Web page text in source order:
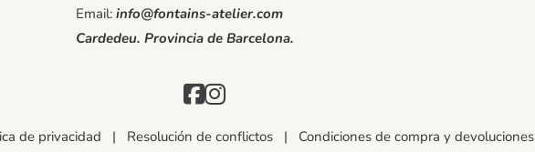
Email: info@fontains-atelier.com
Cardedeu. Provincia de Barcelona.
de privacidad | Resolución de conflictos | Condiciones de compra y devoluciones